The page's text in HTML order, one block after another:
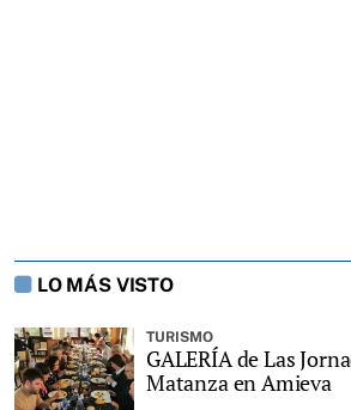
LO MÁS VISTO
TURISMO
GALERÍA de Las
Matanza en Amieva